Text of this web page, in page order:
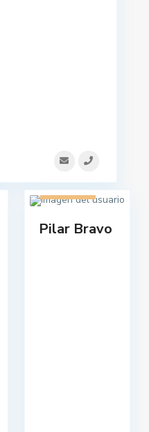
1 listado
Pilar Bravo